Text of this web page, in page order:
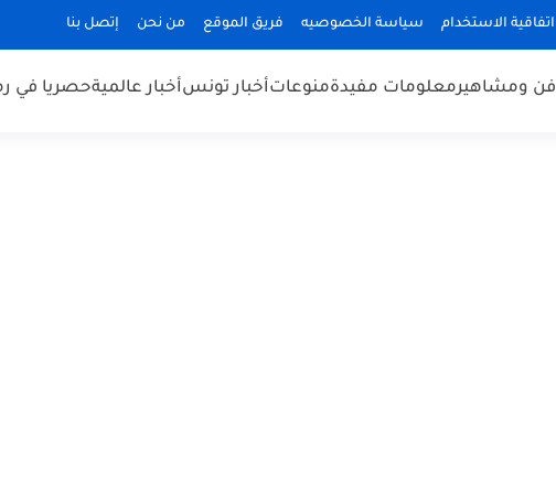
اتفاقية الاستخدام سياسة الخصوصيه فريق الموقع من نحن إتصل بنا
فن ومشاهيرمعلومات مفيدةمنوعاتأخبار تونسأخبار عالميةحصريا في